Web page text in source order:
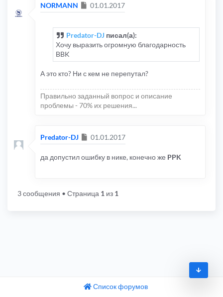
NORMANN Сообщение
01.01.2017
Predator-DJ писал(а):
Хочу выразить огромную благодарность
BBK
А это кто? Ни с кем не перепутал?
Правильно заданный вопрос и описание
проблемы - 70% их решения...
Predator-DJ Сообщение
01.01.2017
да допустил ошибку в нике, конечно же PPK
3 сообщения • Страница 1 из 1
Список форумов